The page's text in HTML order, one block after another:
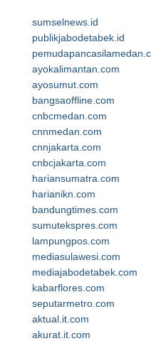
sumselnews.id
publikjabodetabek.id
ayokalimantan.com
ayosumut.com
bangsaoffline.com
cnbcmedan.com
cnnmedan.com
cnnjakarta.com
cnbcjakarta.com
hariansumatra.com
harianikn.com
bandungtimes.com
sumutekspres.com
lampungpos.com
mediasulawesi.com
mediajabodetabek.com
kabarflores.com
seputarmetro.com
aktual.it.com
akurat.it.com